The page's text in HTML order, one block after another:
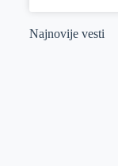
Najnovije vesti